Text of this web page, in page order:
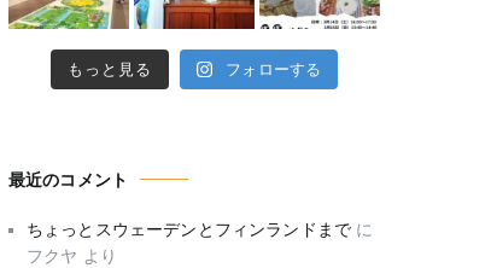
もっと見る フォローする
最近のコメント
ちょっとスウェーデンとフィンランドまで に
フクヤ より